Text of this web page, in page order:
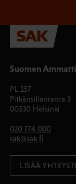
Suomen
PL 157
Pitkänsillanranta 3
00530 Helsinki
020 774 000
sak@sak.fi
LISÄÄ